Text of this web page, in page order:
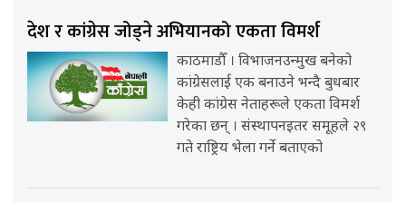
देश र कांग्रेस जोड्ने अभियानको एकता विमर्श
काठमाडौँ । विभाजनउन्मुख बनेको
कांग्रेसलाई एक बनाउने भन्दै बुधबार
केही कांग्रेस नेताहरूले एकता विमर्श
गरेका छन् । संस्थापनइतर समूहले २९
गते राष्ट्रिय भेला गर्ने बताएको